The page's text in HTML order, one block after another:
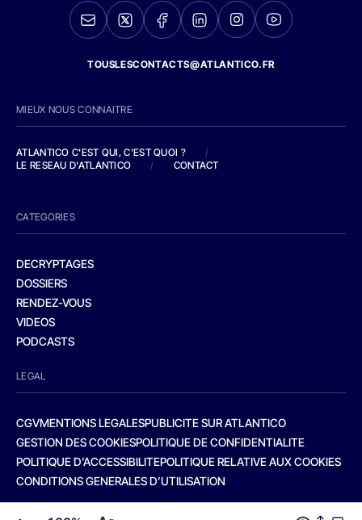
TOUSLESCONTACTS@ATLANTICO.FR
MIEUX NOUS CONNAITRE
ATLANTICO C'EST QUI, C'EST QUOI ?
/
LE RESEAU D'ATLANTICO
/ CONTACT
CATEGORIES
DECRYPTAGES
DOSSIERS
RENDEZ-VOUS
VIDEOS
PODCASTS
LEGAL
CGVMENTIONS LEGALESPUBLICITE SUR ATLANTICO
GESTION DES COOKIESPOLITIQUE DE CONFIDENTIALITE
POLITIQUE D’ACCESSIBILITEPOLITIQUE RELATIVE AUX COOKIES
CONDITIONS GENERALES D’UTILISATION